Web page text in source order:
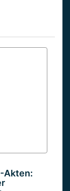
Akten: